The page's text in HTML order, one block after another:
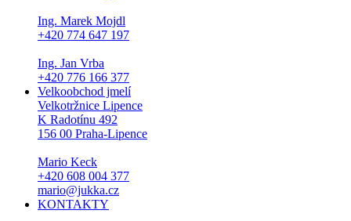
Ing. Marek Mojdl
+420 774 647 197
Ing. Jan Vrba
+420 776 166 377
Velkoobchod jmelí
Velkotržnice Lipence
K Radotínu 492
156 00 Praha-Lipence
Mario Keck
+420 608 004 377
mario@jukka.cz
KONTAKTY